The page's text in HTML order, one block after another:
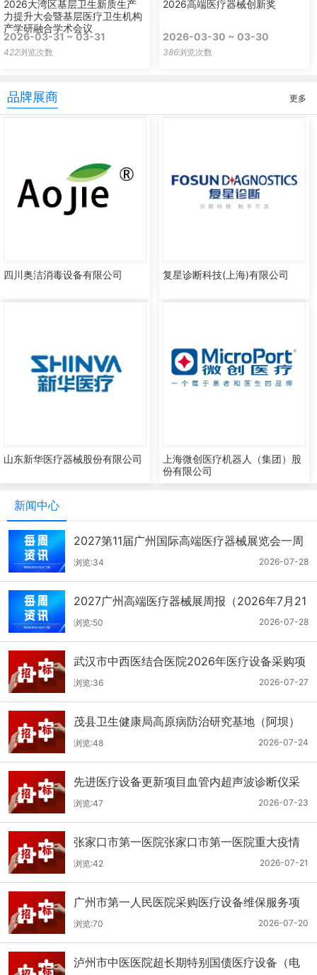
2026大湾区基层卫生新质生产
力提升大会暨基层医疗卫生机构
产学研融合学术会议
2026-03-31 ~ 03-31
422浏览次数
2026高端医疗器械创新奖
2026-03-30 ~ 03-30
386浏览次数
品牌展商 更多
四川奥洁消毒设备有限公司 复星诊断科技(上海)有限公司
山东新华医疗器械股份有限公司
上海微创医疗机器人（集团）股
份有限公司
新闻中心
2027第11届广州国际高端医疗器械展览会一周
报（7.22-7.28）
2026-07-28
浏览:34
2027广州高端医疗器械展周报（2026年7月21
-27日）
2026-07-28
浏览:50
武汉市中西医结合医院2026年医疗设备采购项
目三十三公开招标公告
2026-07-27
浏览:36
茂县卫生健康局高原病防治研究基地（阿坝）
手术、急救及生命支持类医疗设备购置项目招
标公告
2026-07-24
浏览:48
先进医疗设备更新项目血管内超声波诊断仪采
购（三次）公开招标公告
2026-07-23
浏览:47
张家口市第一医院张家口市第一医院重大疫情
救治基地手术室及重症监护室医疗设备采购项
目更正公告
2026-07-21
浏览:42
广州市第一人民医院采购医疗设备维保服务项
目（2026年第1批）(二次)（项目编号：GZSY-
2026FW-06）采购更正公告
2026-07-20
浏览:70
泸州市中医医院超长期特别国债医疗设备（电